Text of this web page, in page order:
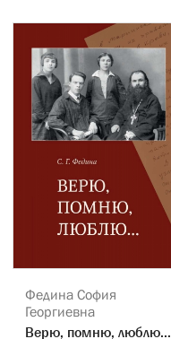
Федина София
Георгиевна
Верю, помню, люблю...